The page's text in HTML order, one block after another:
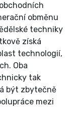
obměnu
techniky
získá
technologií,
Oba
tak
být zbytečně
mezi